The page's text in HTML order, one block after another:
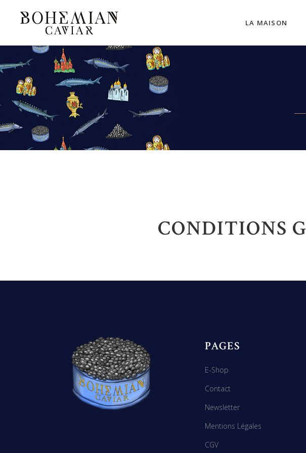
LA MAISON
CONDITIONS
PAGES
E-Shop
Contact
Newsletter
Mentions Légales
CGV